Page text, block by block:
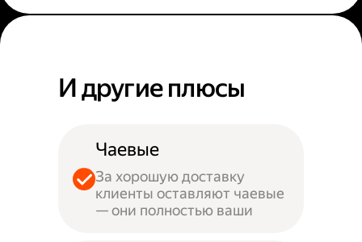
И другие плюсы
Чаевые
За хорошую доставку
клиенты оставляют чаевые
— они полностью ваши